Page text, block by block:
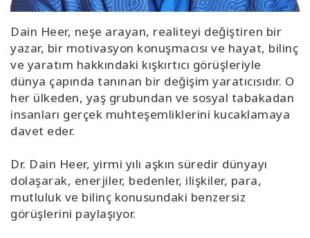
ARA
Dain Heer, neşe arayan, realiteyi değiştiren bir
yazar, bir motivasyon konuşmacısı ve hayat, bilinç
ve yaratım hakkındaki kışkırtıcı görüşleriyle
dünya çapında tanınan bir değişim yaratıcısıdır. O
her ülkeden, yaş grubundan ve sosyal tabakadan
insanları gerçek muhteşemliklerini kucaklamaya
davet eder.
Dr. Dain Heer, yirmi yılı aşkın süredir dünyayı
dolaşarak, enerjiler, bedenler, ilişkiler, para,
mutluluk ve bilinç konusundaki benzersiz
görüşlerini paylaşıyor.